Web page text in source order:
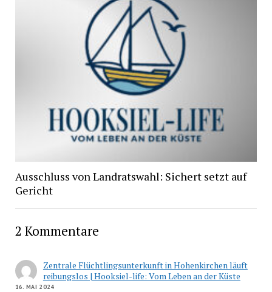
Ausschluss von Landratswahl: Sichert setzt auf
Gericht
2 Kommentare
Zentrale Flüchtlingsunterkunft in Hohenkirchen läuft
reibungslos | Hooksiel-life: Vom Leben an der Küste
16. MAI 2024